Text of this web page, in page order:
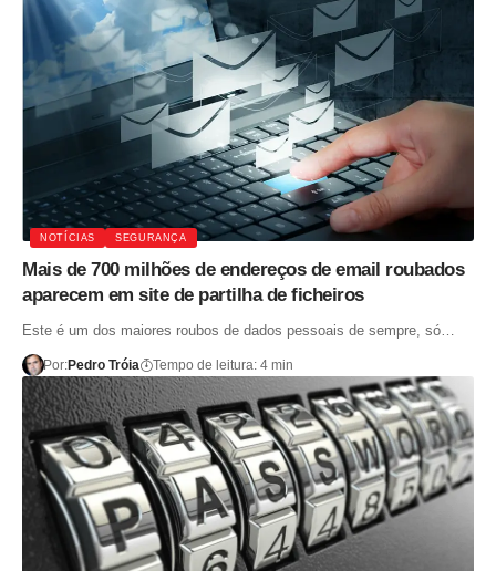
NOTÍCIAS SEGURANÇA
Mais de 700 milhões de endereços de email roubados
aparecem em site de partilha de ficheiros
Este é um dos maiores roubos de dados pessoais de sempre, só…
Por:Pedro Tróia Tempo de leitura: 4 min